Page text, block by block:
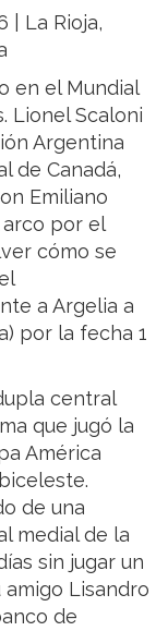
| La Rioja,
en el Mundial
Lionel Scaloni
Argentina
de Canadá,
Emiliano
por el
cómo se
a Argelia a
por la fecha 1
central
que jugó la
América
de una
medial de la
sin jugar un
Lisandro
de